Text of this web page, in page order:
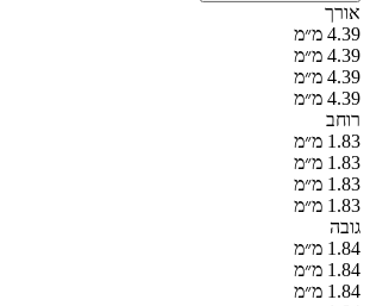
אורך
4.39 מ״מ
4.39 מ״מ
4.39 מ״מ
4.39 מ״מ
רוחב
1.83 מ״מ
1.83 מ״מ
1.83 מ״מ
1.83 מ״מ
גובה
1.84 מ״מ
1.84 מ״מ
1.84 מ״מ